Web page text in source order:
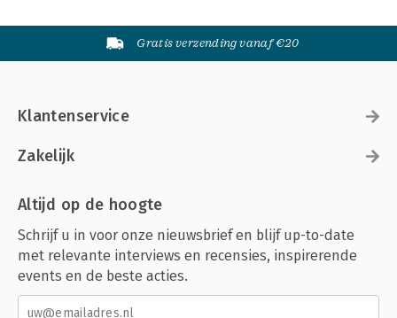
Gratis verzending vanaf €20
Klantenservice
Zakelijk
Altijd op de hoogte
Schrijf u in voor onze nieuwsbrief en blijf up-to-date
met relevante interviews en recensies, inspirerende
events en de beste acties.